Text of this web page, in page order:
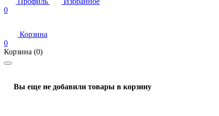
0
Корзина
0
Корзина (0)
Вы еще не добавили товары в корзину